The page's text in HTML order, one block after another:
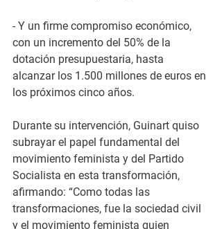
- Y un firme compromiso económico,
con un incremento del 50% de la
dotación presupuestaria, hasta
alcanzar los 1.500 millones de euros en
los próximos cinco años.
Durante su intervención, Guinart quiso
subrayar el papel fundamental del
movimiento feminista y del Partido
Socialista en esta transformación,
afirmando: “Como todas las
transformaciones, fue la sociedad civil
y el movimiento feminista quien